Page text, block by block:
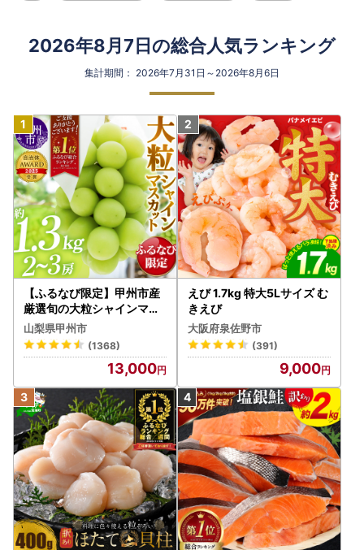
2026年8月7日の総合人気ランキング
集計期間： 2026年7月31日～2026年8月6日
【ふるなび限定】甲州市産
厳選旬の大粒シャインマス
カット 約1.3kg 2～3房【2
026年発送】（MG）B12-
472 FN-Limited-VO シャ
インマスカット フルーツ
山梨県甲州市
(1368)
13,000
えび 1.7kg 特大5Lサイズ む
きえび
大阪府泉佐野市
(391)
9,000